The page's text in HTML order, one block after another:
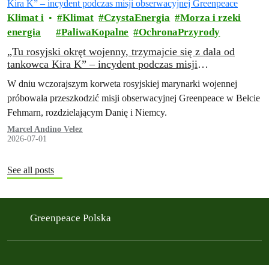
Klimat i
energia
Klimat CzystaEnergia
Morza i rzeki
PaliwaKopalne
OchronaPrzyrody
„Tu rosyjski okręt wojenny, trzymajcie się z dala od
tankowca Kira K” – incydent podczas misji
W dniu wczorajszym korweta rosyjskiej marynarki wojennej
próbowała przeszkodzić misji obserwacyjnej Greenpeace w Bełcie
Fehmarn, rozdzielającym Danię i Niemcy.
Marcel Andino Velez
2026-07-01
See all posts
Greenpeace Polska